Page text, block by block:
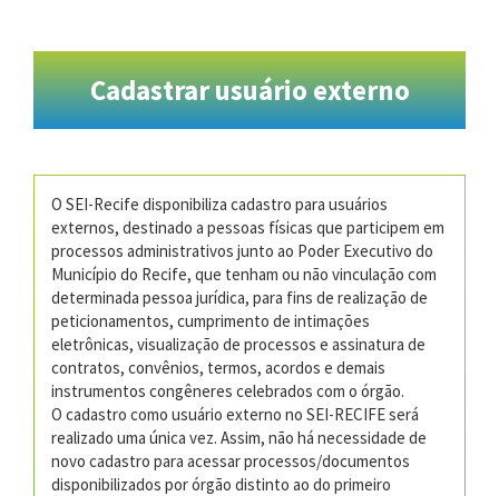
Cadastrar usuário externo
O SEI-Recife disponibiliza cadastro para usuários
externos, destinado a pessoas físicas que participem em
processos administrativos junto ao Poder Executivo do
Município do Recife, que tenham ou não vinculação com
determinada pessoa jurídica, para fins de realização de
peticionamentos, cumprimento de intimações
eletrônicas, visualização de processos e assinatura de
contratos, convênios, termos, acordos e demais
instrumentos congêneres celebrados com o órgão.
O cadastro como usuário externo no SEI-RECIFE será
realizado uma única vez. Assim, não há necessidade de
novo cadastro para acessar processos/documentos
disponibilizados por órgão distinto ao do primeiro